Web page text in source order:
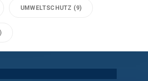
UMWELTSCHUTZ (9)